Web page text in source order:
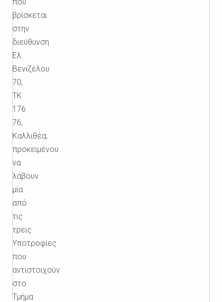
βρίσκεται
στην
διεύθυνση
Ελ.
Βενιζέλου
70,
ΤΚ
176
76,
Καλλιθέα,
προκειμένου
να
λάβουν
μία
από
τις
τρεις
Υποτροφίες
που
αντιστοιχούν
στο
Τμήμα